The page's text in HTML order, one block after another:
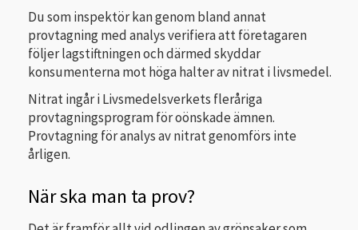
Du som inspektör kan genom bland annat
provtagning med analys verifiera att företagaren
följer lagstiftningen och därmed skyddar
konsumenterna mot höga halter av nitrat i livsmedel.
Nitrat ingår i Livsmedelsverkets fleråriga
provtagningsprogram för oönskade ämnen.
Provtagning för analys av nitrat genomförs inte
årligen.
När ska man ta prov?